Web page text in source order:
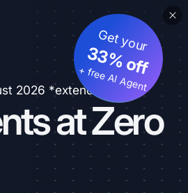
2026 *extended
at Zero
Get your
33% off
+ free AI Agent